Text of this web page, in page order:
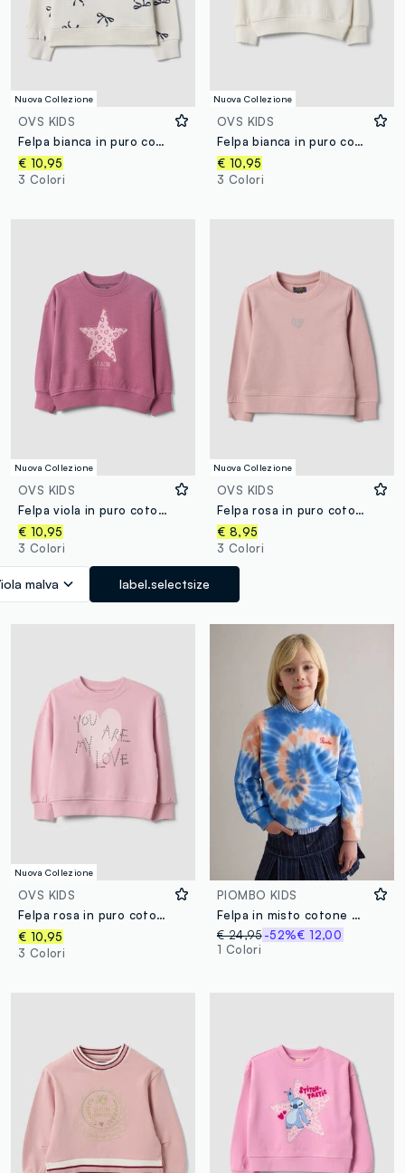
Nuova Collezione
OVS KIDS
Felpa bianca in puro cotone con stampa fiocchi e girocollo per bambina
€ 10,95
3 Colori
Nuova Collezione
OVS KIDS
Felpa bianca in puro cotone con stampa stella regular fit per bambina
€ 10,95
3 Colori
Nuova Collezione
OVS KIDS
Felpa viola in puro cotone con stampa stella regular fit per bambina
€ 10,95
3 Colori
malva label.selectsize
Nuova Collezione
OVS KIDS
Felpa rosa in puro cotone con girocollo e cuore per bambina
€ 8,95
3 Colori
Nuova Collezione
OVS KIDS
Felpa rosa in puro cotone con stampa cuore regular fit per bambina
€ 10,95
3 Colori
PIOMBO KIDS
Felpa in misto cotone multicolor da bambina regular fit con motivo Tie-dye
€ 24,95 -52%€ 12,00
1 Colori